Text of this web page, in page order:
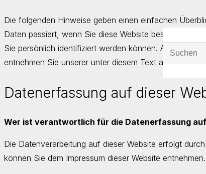
Die folgenden Hinweise geben einen einfachen
Daten passiert, wenn Sie diese Website besuchen.
Sie persönlich identifiziert werden können.
entnehmen Sie unserer unter diesem Text aufgeführten
Datenerfassung auf dieser
Wer ist verantwortlich für die Datenerfassung
Die Datenverarbeitung auf dieser Website erfolgt
können Sie dem Impressum dieser Website entnehmen.